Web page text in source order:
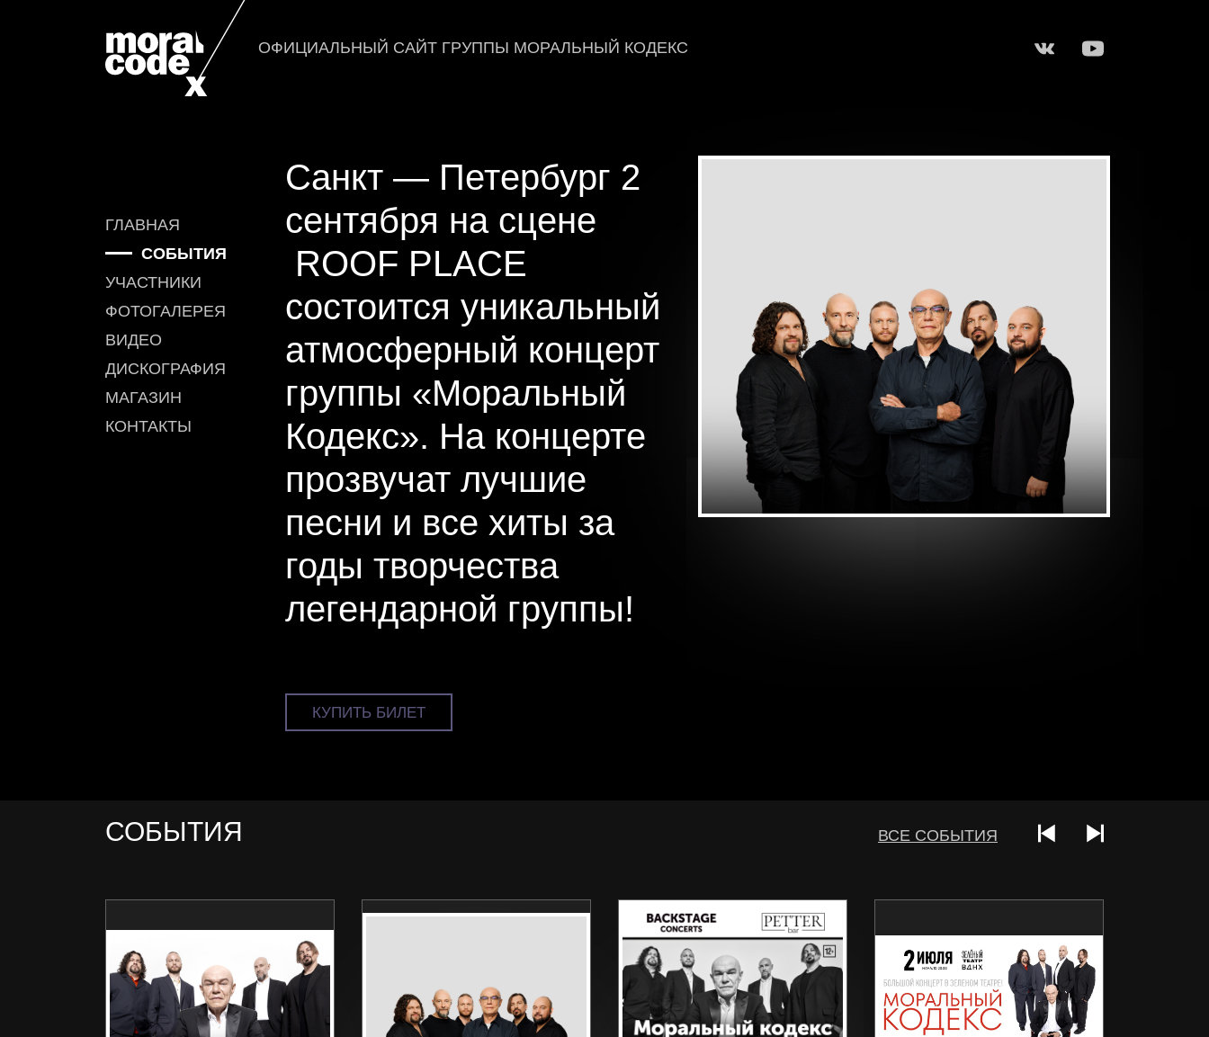
ОФИЦИАЛЬНЫЙ САЙТ ГРУППЫ МОРАЛЬНЫЙ КОДЕКС
ГЛАВНАЯ
СОБЫТИЯ
УЧАСТНИКИ
ФОТОГАЛЕРЕЯ
ВИДЕО
ДИСКОГРАФИЯ
МАГАЗИН
КОНТАКТЫ
Санкт — Петербург 2
сентября на сцене
ROOF PLACE
состоится уникальный
атмосферный концерт
группы «Моральный
Кодекс». На концерте
прозвучат лучшие
песни и все хиты за
годы творчества
легендарной группы!
КУПИТЬ БИЛЕТ
СОБЫТИЯ ВСЕ СОБЫТИЯ